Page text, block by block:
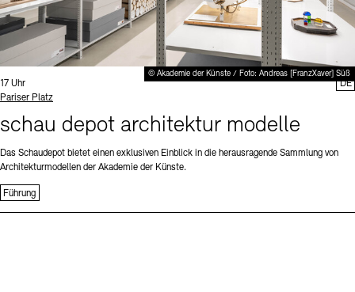
© Akademie der Künste / Foto: Andreas [FranzXaver] Süß
Uhrzeit:
17 Uhr
Standort
Pariser Platz
schau depot architektur modelle
Das Schaudepot bietet einen exklusiven Einblick in die herausragende Sammlung von
Architekturmodellen der Akademie der Künste.
Führung
DE